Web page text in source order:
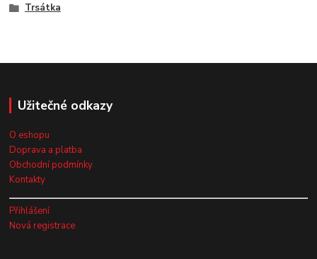
Trsátka
Užitečné odkazy
O eshopu
Doprava a platba
Obchodní podmínky
Kontakty
Přihlášení
Nová registrace